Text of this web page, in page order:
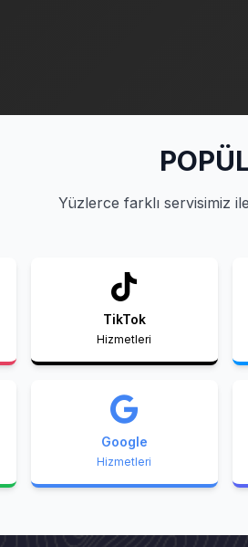
Yüzlerce farklı servisimiz
TikTok
Hizmetleri
Google
Hizmetleri